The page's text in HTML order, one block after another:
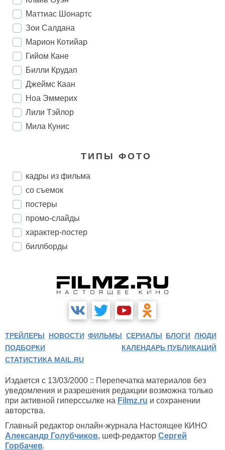
Маттиас Шонартс
Зои Салдана
Марион Котийар
Гийом Кане
Билли Крудап
Джеймс Каан
Ноа Эммерих
Лили Тэйлор
Мила Кунис
ТИПЫ ФОТО
кадры из фильма
со съемок
постеры
промо-слайды
характер-постер
биллборды
ТРЕЙЛЕРЫ НОВОСТИ ФИЛЬМЫ СЕРИАЛЫ БЛОГИ ЛЮДИ
ПОДБОРКИ
КАЛЕНДАРЬ ПУБЛИКАЦИЙ
СТАТИСТИКА MAIL.RU
Издается с 13/03/2000 :: Перепечатка материалов без
уведомления и разрешения редакции возможна только
при активной гиперссылке на Filmz.ru и сохранении
авторства.
Главный редактор онлайн-журнала Настоящее КИНО
Александр Голубчиков, шеф-редактор Сергей
Горбачев.